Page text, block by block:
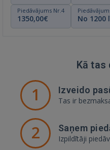
Piedāvājums Nr.4
1350,00€ No 1200
Kā tas
1 Izveido
Tas ir
2 Saņem
Izpildītāji